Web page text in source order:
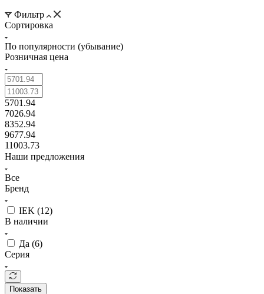
Фильтр
Сортировка
По популярности (убывание)
Розничная цена
5701.94
7026.94
8352.94
9677.94
11003.73
Наши предложения
Все
Бренд
IEK (12)
В наличии
Да (6)
Серия
Показать